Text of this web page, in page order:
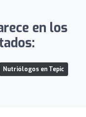
en los
Nutriólogos en Tepic